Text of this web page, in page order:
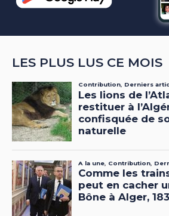
LES PLUS LUS CE MOIS